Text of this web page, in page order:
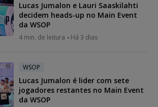
Lucas Jumalon e Lauri Saaskilahti
decidem heads-up no Main Event
da WSOP
4 min. de leitura Há 3 dias
WSOP
Lucas Jumalon é lider com sete
jogadores restantes no Main Event
da WSOP